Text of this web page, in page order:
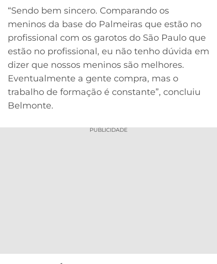
“Sendo bem sincero. Comparando os
meninos da base do Palmeiras que estão no
profissional com os garotos do São Paulo que
estão no profissional, eu não tenho dúvida em
dizer que nossos meninos são melhores.
Eventualmente a gente compra, mas o
trabalho de formação é constante”, concluiu
Belmonte.
PUBLICIDADE